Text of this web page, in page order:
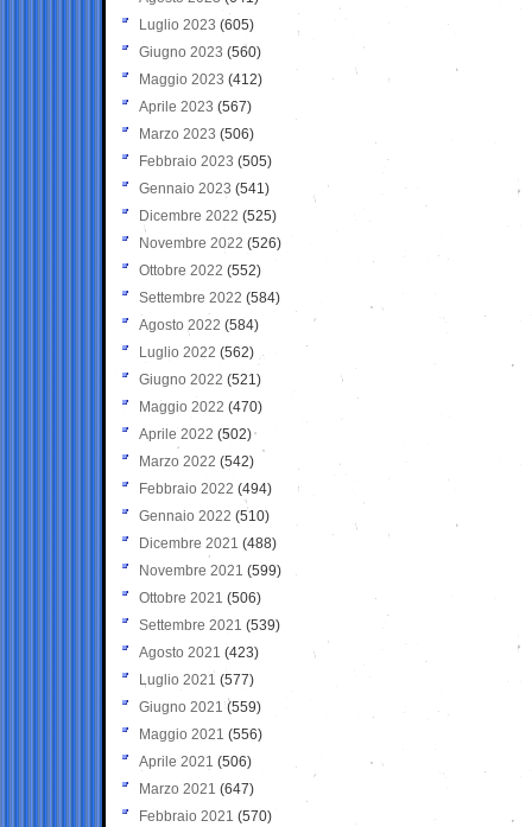
Luglio 2023 (605)
Giugno 2023 (560)
Maggio 2023 (412)
Aprile 2023 (567)
Marzo 2023 (506)
Febbraio 2023 (505)
Gennaio 2023 (541)
Dicembre 2022 (525)
Novembre 2022 (526)
Ottobre 2022 (552)
Settembre 2022 (584)
Agosto 2022 (584)
Luglio 2022 (562)
Giugno 2022 (521)
Maggio 2022 (470)
Aprile 2022 (502)
Marzo 2022 (542)
Febbraio 2022 (494)
Gennaio 2022 (510)
Dicembre 2021 (488)
Novembre 2021 (599)
Ottobre 2021 (506)
Settembre 2021 (539)
Agosto 2021 (423)
Luglio 2021 (577)
Giugno 2021(559)
Maggio 2021 (556)
Aprile 2021 (506)
Marzo 2021 (647)
Febbraio 2021 (570)